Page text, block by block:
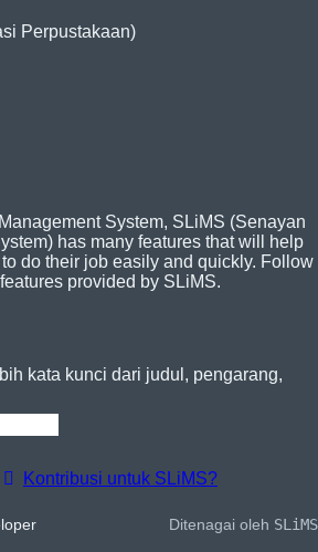
Perpustakaan)
System, SLiMS (Senayan
has many features that will help
do their job easily and quickly. Follow
provided by SLiMS.
kata kunci dari judul, pengarang,
Kontribusi untuk SLiMS?
Ditenagai oleh SLiMS